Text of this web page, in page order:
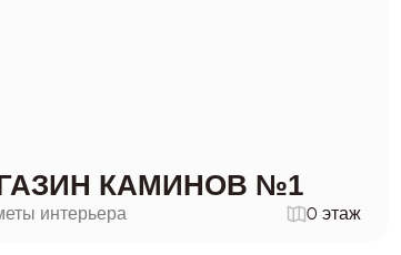
КАМИНОВ №1
интерьера 0 этаж